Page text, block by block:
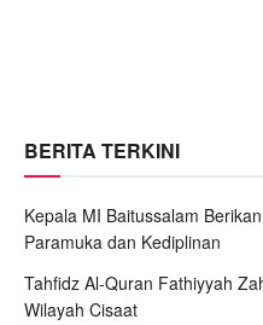
BERITA TERKINI
Kepala MI Baitussalam
Paramuka dan Kediplinan
Tahfidz Al-Quran Fathiyyah
Wilayah Cisaat